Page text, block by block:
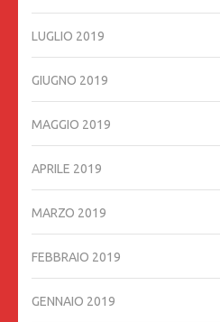
LUGLIO 2019
GIUGNO 2019
MAGGIO 2019
APRILE 2019
MARZO 2019
FEBBRAIO 2019
GENNAIO 2019